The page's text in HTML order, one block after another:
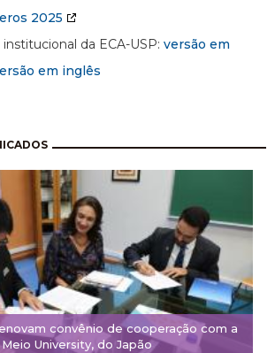
2025
da ECA-USP: versão em
em inglês
convênio de cooperação com a
Meio University, do Japão